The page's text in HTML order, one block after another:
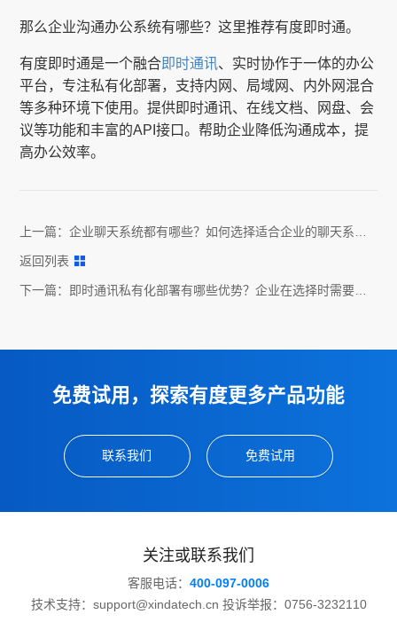
那么企业沟通办公系统有哪些？这里推荐有度即时通。
有度即时通是一个融合即时通讯、实时协作于一体的办公
平台，专注私有化部署，支持内网、局域网、内外网混合
等多种环境下使用。提供即时通讯、在线文档、网盘、会
议等功能和丰富的API接口。帮助企业降低沟通成本，提
高办公效率。
上一篇：企业聊天系统都有哪些？如何选择适合企业的聊天系
返回列表
下一篇： 即时通讯私有化部署有哪些优势？企业在选择时需要考
免费试用，探索有度更多产品功能
联系我们 免费试用
关注或联系我们
客服电话： 400-097-0006
技术支持：support@xindatech.cn 投诉举报：0756-3232110